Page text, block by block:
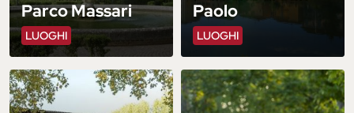
LUOGHI
Parco Massari
LUOGHI
Paolo